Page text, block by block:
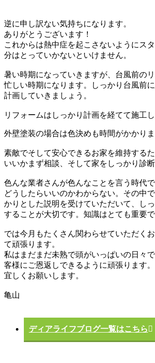
逆に申し訳ない気持ちになります。
ありがとうございます！
これからは熱中症を起こさないようにス
分はとっていかないといけません。
暑い時期になっていきますが、台風前の
忙しい時期になります。しっかり台風前
計画していきましょう。
リフォームはしっかり計画を経てて施工し
外壁塗装の場合は色決めも時間がかかりま
素敵でそして安心できるお家を維持する
いいかまず相談、そして家をしっかり診断
色んな業者さんが色んなことを言う時代
どうしたらいいのかわからない。その中
かりとした説明を受けていただいて、し
することが大切です。知識はとても重要で
では今月もたくさん関わらせていただく
て頑張ります。
私はまだまだ未熟で頭がいっぱいの日々
客様にご恩返しできるように頑張ります。
宜しくお願いします。
亀山
ディアライフブログ一覧はこちら